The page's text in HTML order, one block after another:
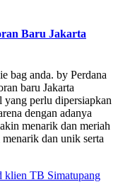
Baru Jakarta
bag anda. by Perdana
baru Jakarta
yang perlu dipersiapkan
dengan adanya
menarik dan meriah
dan unik serta